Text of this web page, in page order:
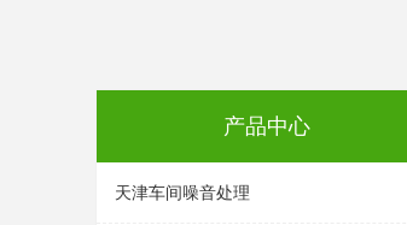
产品中心
天津车间噪音处理